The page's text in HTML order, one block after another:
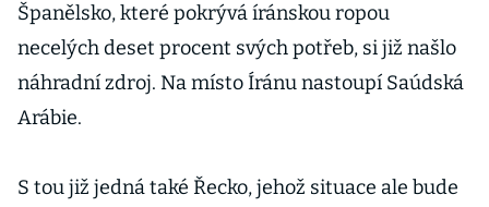
Španělsko, které pokrývá íránskou ropou
necelých deset procent svých potřeb, si již našlo
náhradní zdroj. Na místo Íránu nastoupí Saúdská
Arábie.
S tou již jedná také Řecko, jehož situace ale bude